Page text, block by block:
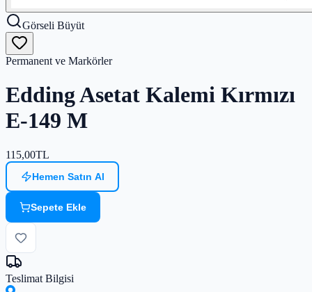
Görseli Büyüt
Permanent ve Markörler
Edding Asetat Kalemi Kırmızı
E-149 M
115,00TL
Hemen Satın Al
Sepete Ekle
Teslimat Bilgisi